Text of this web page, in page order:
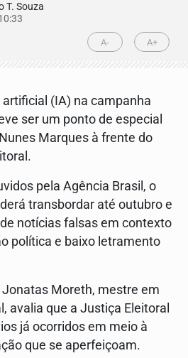
T. Souza
A- A+
(IA) na campanha
ser um ponto de especial
Marques à frente do
pela Agência Brasil, o
transbordar até outubro e
notícias falsas em contexto
política e baixo letramento
Moreth, mestre em
avalia que a Justiça Eleitoral
já ocorridos em meio à
que se aperfeiçoam.